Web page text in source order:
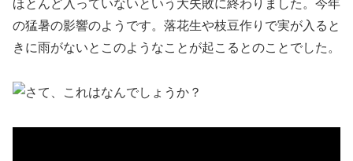
ほとんど入っていないという大失敗に終わりました。今年
の猛暑の影響のようです。落花生や枝豆作りで実が入ると
きに雨がないとこのようなことが起こるとのことでした。